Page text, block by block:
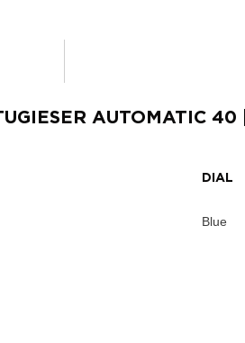
AUTOMATIC 40
DIAL
Blue